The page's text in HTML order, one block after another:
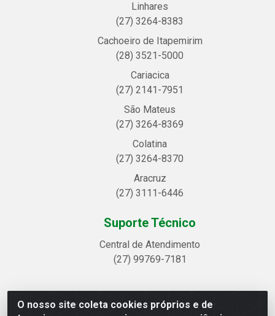
O nosso site coleta cookies próprios e de
Linhares
(27) 3264-8383
Cachoeiro de Itapemirim
(28) 3521-5000
Cariacica
(27) 2141-7951
São Mateus
(27) 3264-8369
Colatina
(27) 3264-8370
Aracruz
(27) 3111-6446
Suporte Técnico
Central de Atendimento
(27) 99769-7181
Linhavix Distribuidora LTDA - Avenida Alegre, 2521 -